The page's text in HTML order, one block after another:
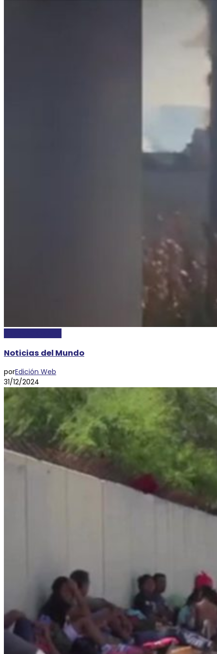
Noticias del Mundo
porEdición Web
31/12/2024